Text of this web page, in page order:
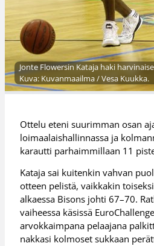
Jonte Flowersin Kataja haki
Kuva: Kuvanmaailma / Vesa Kuukka.
Ottelu eteni suurimman osan
loimaalaishallinnassa ja
karautti parhaimmillaan 11
Kataja sai kuitenkin vahvan
otteen pelistä, vaikkakin
alkaessa Bisons johti 67–70.
vaiheessa käsissä
arvokkaimpana pelaajana
nakkasi kolmoset sukkaan